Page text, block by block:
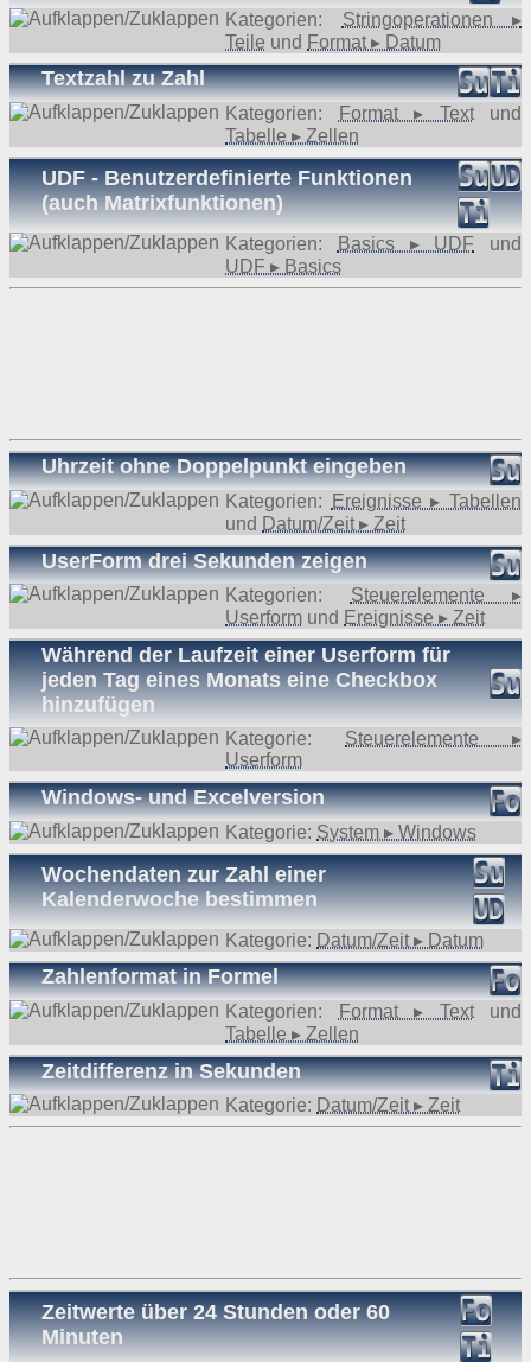
Kategorien: Stringoperationen ▸
Teile und Format ▸ Datum
Textzahl zu Zahl
Kategorien: Format ▸ Textund
Tabelle ▸ Zellen
UDF - Benutzerdefinierte Funktionen
(auch Matrixfunktionen)
Kategorien: Basics ▸ UDF und
UDF ▸ Basics
Uhrzeit ohne Doppelpunkt eingeben
Kategorien:
Ereignisse ▸ Tabellen
und Datum/Zeit ▸ Zeit
UserForm drei Sekunden zeigen
Kategorien: Steuerelemente ▸
Userform und Ereignisse ▸ Zeit
Während der Laufzeit einer Userform für
jeden Tag eines Monats eine Checkbox
hinzufügen
Kategorie: Steuerelemente ▸
Userform
Windows- und Excelversion
Kategorie: System ▸ Windows
Wochendaten zur Zahl einer
Kalenderwoche bestimmen
Kategorie: Datum/Zeit ▸ Datum
Zahlenformat in Formel
Kategorien: Format ▸ Textund
Tabelle ▸ Zellen
Zeitdifferenz in Sekunden
Kategorie: Datum/Zeit ▸ Zeit
Zeitwerte über 24 Stunden oder 60
Minuten